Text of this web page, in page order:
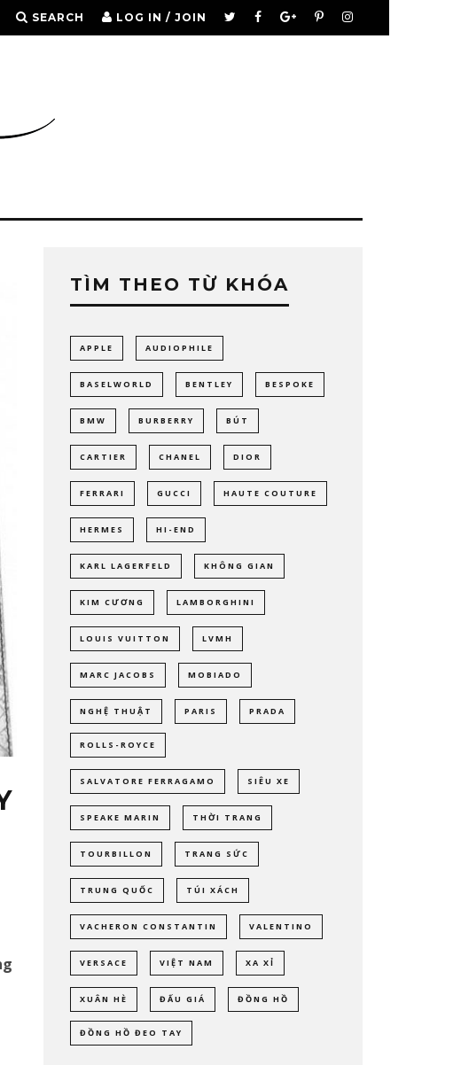
SEARCH LOG IN / JOIN
TÌM THEO TỪ KHÓA
APPLE AUDIOPHILE
BASELWORLD BENTLEY BESPOKE
BMW BURBERRY BÚT
CARTIER CHANEL DIOR
FERRARI GUCCI HAUTE COUTURE
HERMES HI-END
KARL LAGERFELD KHÔNG GIAN
KIM CƯƠNG LAMBORGHINI
LOUIS VUITTON LVMH
MARC JACOBS MOBIADO
NGHỆ THUẬT PARIS PRADA
ROLLS-ROYCE
SALVATORE FERRAGAMO SIÊU XE
SPEAKE MARIN THỜI TRANG
TOURBILLON TRANG SỨC
TRUNG QUỐC TÚI XÁCH
VACHERON CONSTANTIN VALENTINO
VERSACE VIỆT NAM XA XỈ
XUÂN HÈ ĐẤU GIÁ ĐỒNG HỒ
ĐỒNG HỒ ĐEO TAY